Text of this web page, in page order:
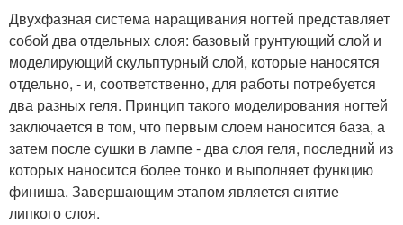
Двухфазная система наращивания ногтей представляет
собой два отдельных слоя: базовый грунтующий слой и
моделирующий скульптурный слой, которые наносятся
отдельно, - и, соответственно, для работы потребуется
два разных геля. Принцип такого моделирования ногтей
заключается в том, что первым слоем наносится база, а
затем после сушки в лампе - два слоя геля, последний из
которых наносится более тонко и выполняет функцию
финиша. Завершающим этапом является снятие
липкого слоя.